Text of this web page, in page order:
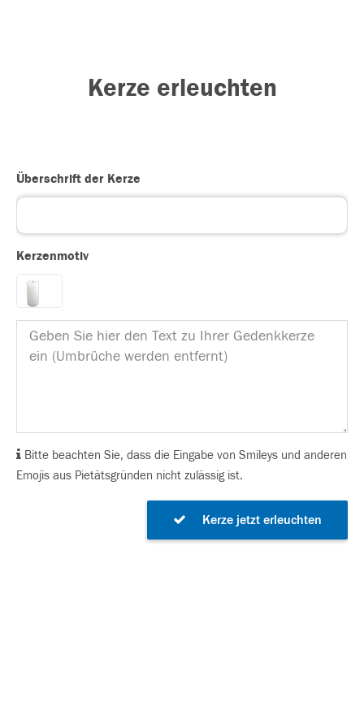
Kerze erleuchten
Überschrift der Kerze
Kerzenmotiv
Bitte beachten Sie, dass die Eingabe von Smileys und anderen
Emojis aus Pietätsgründen nicht zulässig ist.
Kerze jetzt erleuchten